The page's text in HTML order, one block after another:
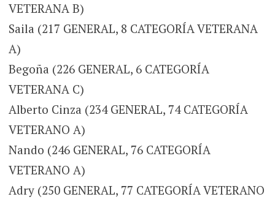
VETERANA B)
Saila (217 GENERAL, 8 CATEGORÍA VETERANA
A)
Begoña (226 GENERAL, 6 CATEGORÍA
VETERANA C)
Alberto Cinza (234 GENERAL, 74 CATEGORÍA
VETERANO A)
Nando (246 GENERAL, 76 CATEGORÍA
VETERANO A)
Adry (250 GENERAL, 77 CATEGORÍA VETERANO